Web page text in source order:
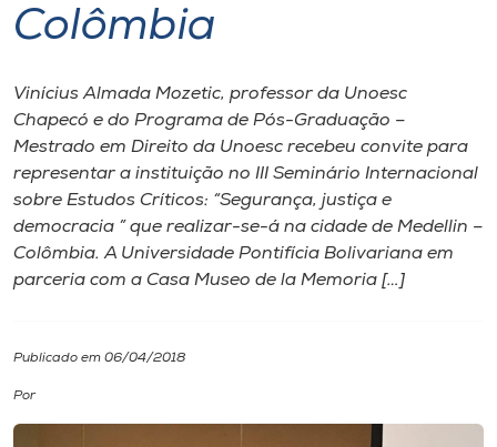
Unoesc
Internacionalização
I.nova
Diplomados
Cultura
CPA
Biblioteca
Colômbia
Vinícius Almada Mozetic, professor da Unoesc
Chapecó e do Programa de Pós-Graduação –
Mestrado em Direito da Unoesc recebeu convite para
representar a instituição no III Seminário Internacional
sobre Estudos Críticos: “Segurança, justiça e
democracia ” que realizar-se-á na cidade de Medellin –
Colômbia. A Universidade Pontifícia Bolivariana em
parceria com a Casa Museo de la Memoria […]
Publicado em 06/04/2018
Por